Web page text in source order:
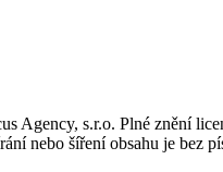
Agency, s.r.o. Plné znění
nebo šíření obsahu je bez